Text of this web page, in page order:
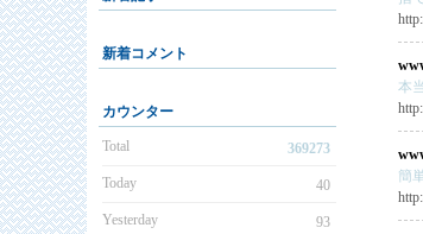
本
簡
新着コメント
カウンター
Total 369273
Today 40
Yesterday 93